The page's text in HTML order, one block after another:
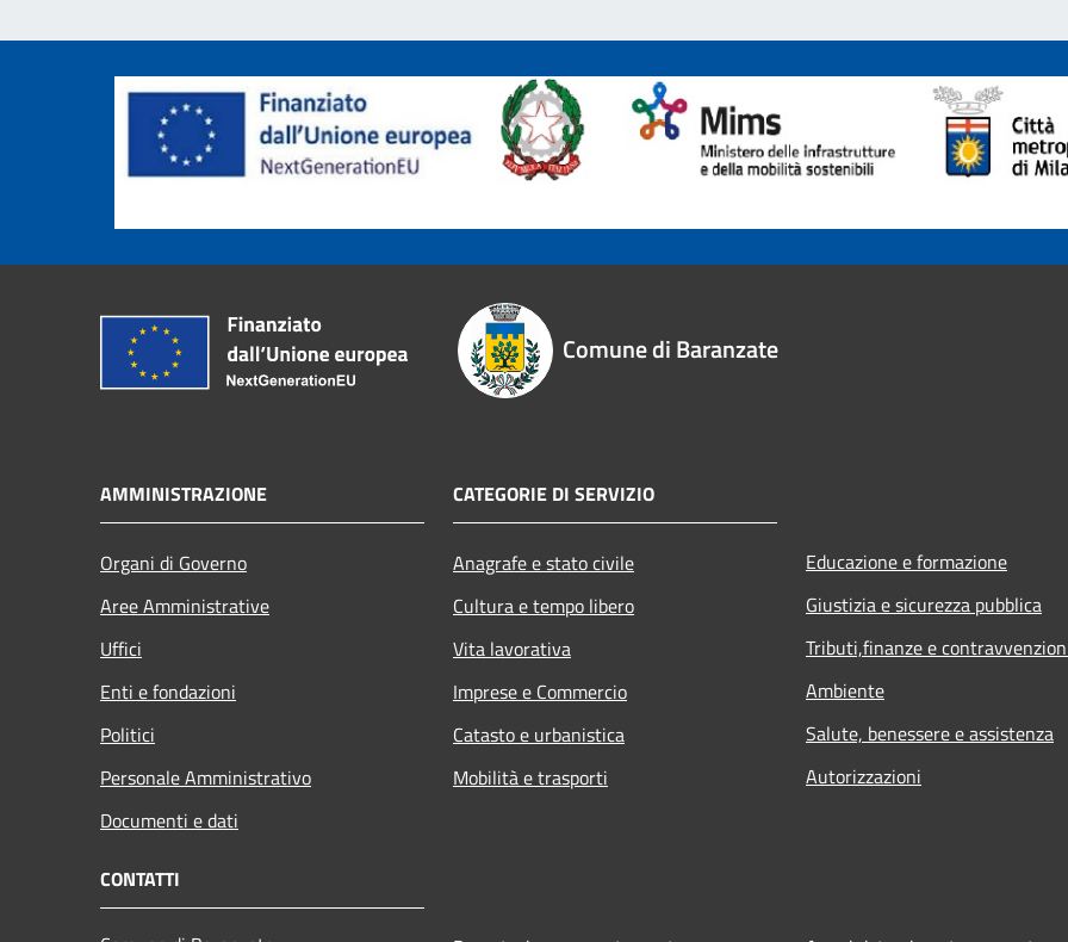
Comune di Baranzate
AMMINISTRAZIONE
Organi di Governo
Aree Amministrative
Uffici
Enti e fondazioni
Politici
Personale Amministrativo
Documenti e dati
CATEGORIE DI SERVIZIO
Anagrafe e stato civile
Cultura e tempo libero
Vita lavorativa
Imprese e Commercio
Catasto e urbanistica
Mobilità e trasporti
Educazione e formazione
Giustizia e sicurezza pubblica
Tributi,finanze e
Ambiente
Salute, benessere e assistenza
Autorizzazioni
CONTATTI